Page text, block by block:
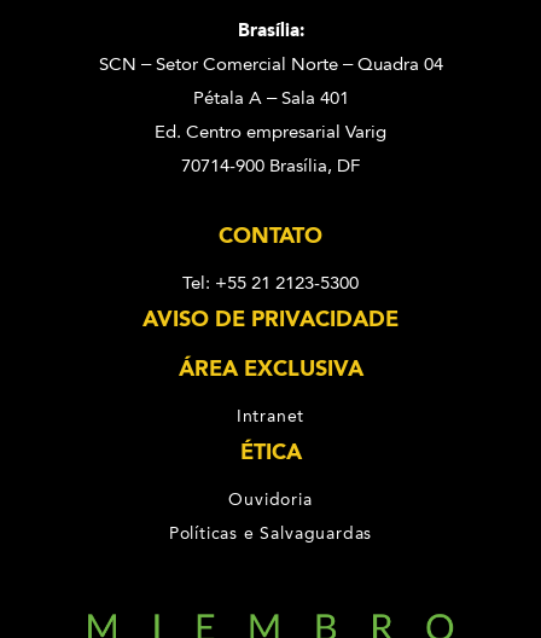
Brasília:
SCN – Setor Comercial Norte – Quadra 04
Pétala A – Sala 401
Ed. Centro empresarial Varig
70714-900 Brasília, DF
CONTATO
Tel: +55 21 2123-5300
AVISO DE PRIVACIDADE
ÁREA EXCLUSIVA
Intranet
ÉTICA
Ouvidoria
Políticas e Salvaguardas